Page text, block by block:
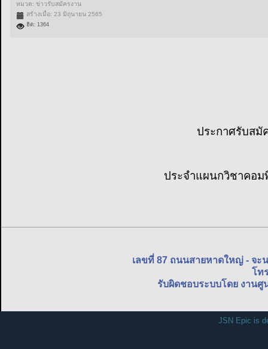
หมวด:ข่าวรับสมัครงาน
สร้างเมื่อ: 23 มิถุนายน 2565
ฮิต: 1364
ประกาศรับสมั
ประจำแผนกวิชาคอม
เลขที่ 87 ถนนสายหาดใหญ่ - จ
โท
รับผิดชอบระบบโดย งาน
JSN Epic is